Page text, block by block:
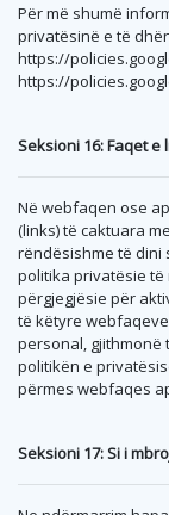
Për më shumë
privatësinë e të
https://
https://
Seksioni 16: Faqet e
Në webfaqen ose
(links) të caktuara
rëndësishme të dini
politika privatësie të
përgjegjësie për
të këtyre
personal, gjithmonë
politikën e
përmes webfaqes
Seksioni 17: Si i